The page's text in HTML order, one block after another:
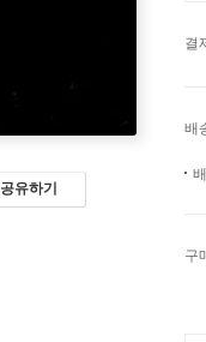
공유하기
결
배
구